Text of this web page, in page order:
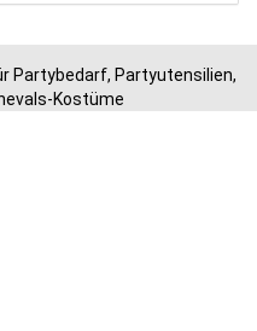
Partybedarf, Partyutensilien,
Kostüme